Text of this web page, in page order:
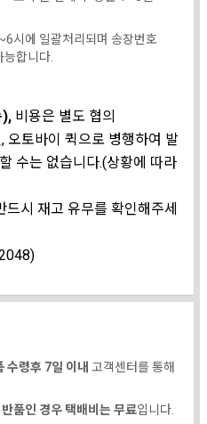
시에 일괄처리되며 송장번호
능합니다.
비용은 별도 협의
오토바이 퀵으로 병행하여 발
수는 없습니다.(상황에 따라
시 재고 유무를 확인해주세
수령후 7일 이내고객센터를 통해
품인 경우 택배비는 무료입니다.